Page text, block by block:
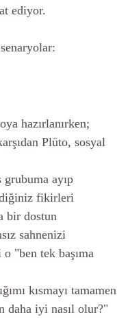
ediyor.
hazırlanırken;
Plüto, sosyal
grubuma ayıp
fikirleri
bir dostun
sahnenizi
"ben tek başıma
kısmayı tamamen
daha iyi nasıl olur?"